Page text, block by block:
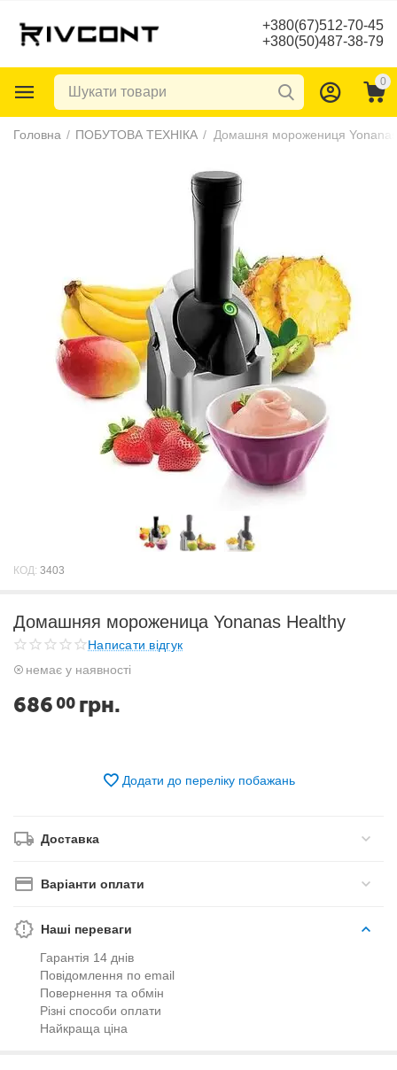
+380(67)512-70-45
+380(50)487-38-79
0
Головна / ПОБУТОВА ТЕХНІКА / Домашня морожениця
КОД: 3403
Домашняя мороженица Yonanas Healthy
Написати відгук
немає у наявності
686 00 грн.
Додати до переліку побажань
Доставка
Варіанти оплати
Наші переваги
Гарантія 14 днів
Повідомлення по email
Повернення та обмін
Різні способи оплати
Найкраща ціна